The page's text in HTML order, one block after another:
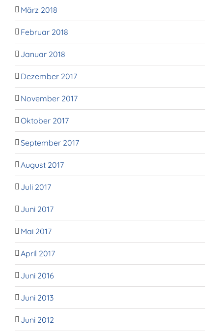
März 2018
Februar 2018
Januar 2018
Dezember 2017
November 2017
Oktober 2017
September 2017
August 2017
Juli 2017
Juni 2017
Mai 2017
April 2017
Juni 2016
Juni 2013
Juni 2012